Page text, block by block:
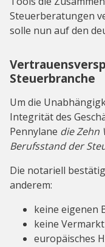
Steuerberatungen
solle nun auf den
Steuerbranche
Um die
Integrität des
Pennylane die Zehn
Berufsstand der
Die notariell
anderem:
keine eigenen
keine
europäisches